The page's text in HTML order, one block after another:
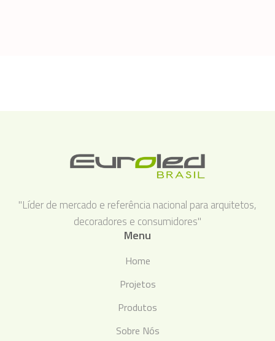
"Líder de mercado e referência nacional para arquitetos,
decoradores e consumidores"
Menu
Home
Projetos
Produtos
Sobre Nós